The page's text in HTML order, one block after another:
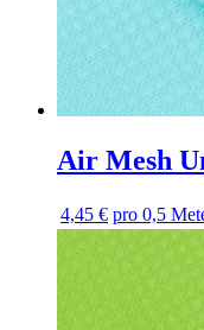
Air Mesh
4,45 € pro 0,5